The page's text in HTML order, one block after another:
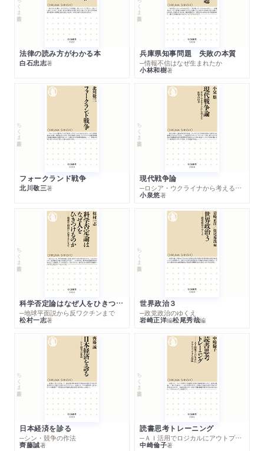
プロセス主義／プロセス主義の支持理由①――生物／プロセス
主義の支持理由②――素粒子／モノ主義からありうる応答
①――生物に関して／モノ主義からありうる応答②――素粒
子に関して／まとめと関連トピック
第５章 時間と様相
無によって支えられる実在／時間と様相の形而上学／さまざま
な可能性／可能世界という概念／他の様相概念／可能世界とは
何か①――可能主義／可能主義への批判／可能世界とは何か
②――現実主義（代用主義）／循環の問題／時間についての問
い、二種類の時間的特徴／さしあたりの説明／さらなる課題／
時間的世界のモデル①――Ｂ理論／Ｂ理論は時間のモデルとし
て十分か／時間的世界のモデル②――Ａ理論／Ａ理論の課題／
マクタガートと観念論／まとめと関連トピック
第６章 人の同一性
人が同一であり続けるとはどういうことか／身体の連続性／身
体とは何か／身体説への異論／こんな議論ありなの？／心理的
な連続性／身体説と心理説の対照的な人間観／心理説への異論
／他の選択肢――ハイブリッド説／概念工学という考え方／
「人」の概念工学／まとめと関連トピック
第７章 自由
自由な行為者としての私たち／自由は実在するか／自由テーゼ
／近代以降の決定論／リベットの実験／リベット実験は自由な
行為の非存在を「証明」したのか／自由懐疑論証／自由テーゼを
手放すことはできるか／自由意志論（リバタリアニズム）／両立
論①――余地両立論（古典的両立論）／別のタイプの両立論に向
けて―フランクファート型事例／両立論②――源泉両立論／自
由なき世界はそこまで悪いものか――強硬な決定論（自由懐疑
法律の読み方がわかる本
白石忠志著
兵庫県知事問題 失敗の本質
─情報不信はなぜ生まれたか
小林和樹著
ちくま新書
フォークランド戦争
北川敬三著
ちくま新書
現代戦争論
─ロシア・ウクライナから考える世界の行方
小泉悠著
ちくま新書
科学否定論はなぜ人をひきつけるのか
─地球平面説から反ワクチンまで
松村一志著
ちくま新書
世界政治３
─政党政治のゆくえ
岩崎正洋編松尾秀哉編
ちくま新書
日本経済を診る
─シン・競争の作法
齊藤誠著
ちくま新書
読書思考トレーニング
─ＡＩ活用でロジカルにアウトプットする技法
中崎倫子著